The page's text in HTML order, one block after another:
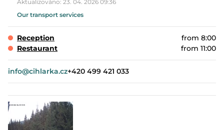
Reception
from 8:00
Restaurant
from 11:00
info@cihlarka.cz+420 499 421 033
Aktualizováno: 23. 04. 2026 09:36
Our transport services